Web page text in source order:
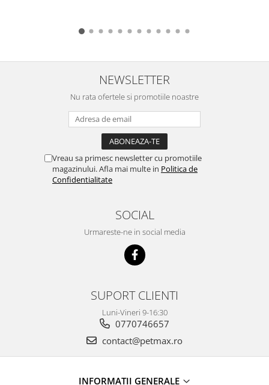
NEWSLETTER
Nu rata ofertele si promotiile noastre
Vreau sa primesc newsletter cu promotiile
magazinului. Afla mai multe in Politica de
Confidentialitate
SOCIAL
Urmareste-ne in social media
SUPORT CLIENTI
Luni-Vineri 9-16:30
0770746657
contact@petmax.ro
INFORMATII GENERALE